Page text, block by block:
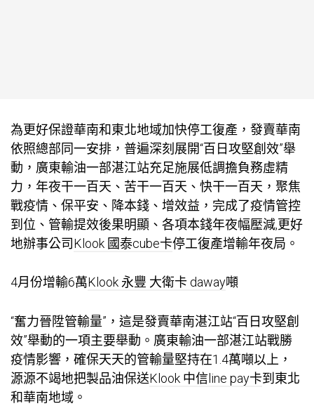
為更好保證華南和東北地域加快停工復產，發賣華南
依照總部同一安排，普遍深刻展開“百日攻堅創效”舉
動，廣東輸油一部湛江站充足施展低調擔負務虛精
力，年夜干一百天、苦干一百天、快干一百天，聚焦
戰疫情、保平安、降本錢、增效益，完成了疫情管控
到位、管輸提效後果明顯、各項本錢年夜幅壓減,更好
地辦事公司Klook 國泰cube卡停工復產增輸年夜局。
4月份增輸6萬Klook 永豐 大衛卡 daway噸
“奮力晉陞管輸量”，這是發賣華南湛江站“百日攻堅創
效”舉動的一項主要舉動。廣東輸油一部湛江站戰勝
疫情影響，確保天天的管輸量堅持在1.4萬噸以上，
源源不竭地把製品油保送Klook 中信line pay卡到東北
和華南地域。